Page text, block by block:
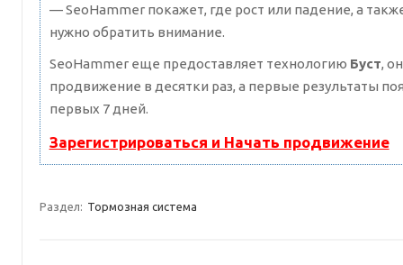
— SeoHammer покажет, где рост или падение, а
нужно обратить внимание.
SeoHammer еще предоставляет технологию Буст,
продвижение в десятки раз, а первые результаты
первых 7 дней.
Зарегистрироваться и Начать продвижение
Раздел: Тормозная система